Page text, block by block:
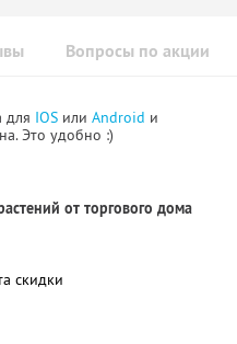
Вопросы по акции
для IOS или Android и
Это удобно :)
от торгового дома
скидки